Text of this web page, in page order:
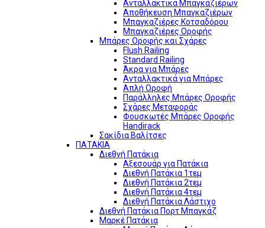
Ανταλλακτικά Μπαγκαζιέρων
Αποθήκευση Μπαγκαζιέρων
Μπαγκαζιέρες Κοτσαδόρου
Μπαγκαζιέρες Οροφής
Μπάρες Οροφής και Σχάρες
Flush Railing
Standard Railing
Άκρα για Μπάρες
Ανταλλακτικά για Μπάρες
Απλή Οροφή
Παράλληλες Μπάρες Οροφής
Σχάρες Μεταφοράς
Φουσκωτές Μπάρες Οροφής
Handirack
Σακίδια Βαλίτσες
ΠΑΤΑΚΙΑ
Διεθνή Πατάκια
Αξεσουάρ για Πατάκια
Διεθνή Πατάκια 1τεμ
Διεθνή Πατάκια 2τεμ
Διεθνή Πατάκια 4τεμ
Διεθνή Πατάκια Λάστιχο
Διεθνή Πατάκια Πορτ Μπαγκάζ
Μαρκέ Πατάκια